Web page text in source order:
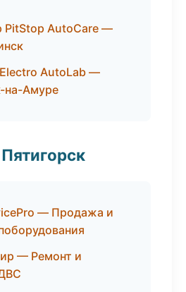
PitStop AutoCare —
AutoLab —
на-Амуре
— Продажа и
— Ремонт и